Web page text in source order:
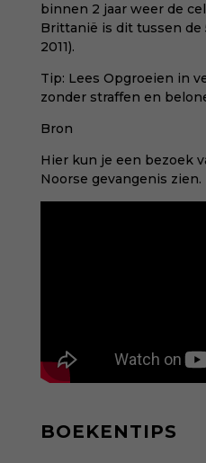
binnen 2 jaar weer de
Brittanië is dit tussen de
2011).
Tip: Lees Opgroeien in
zonder straffen en
Bron
Hier kun je een bezoek
Noorse gevangenis zien.
BOEKENTIPS